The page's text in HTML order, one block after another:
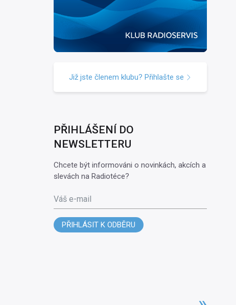
Již jste členem klubu? Přihlašte se
PŘIHLÁŠENÍ DO
NEWSLETTERU
Chcete být informováni o novinkách, akcích a
slevách na Radiotéce?
Váš e-mail
PŘIHLÁSIT K ODBĚRU